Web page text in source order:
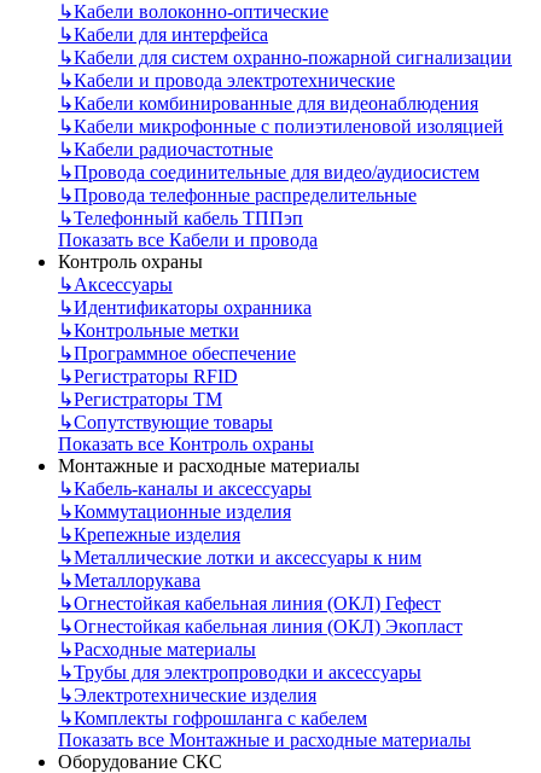
↳Кабели волоконно-оптические
↳Кабели для интерфейса
↳Кабели для систем охранно-пожарной сигнализации
↳Кабели и провода электротехнические
↳Кабели комбинированные для видеонаблюдения
↳Кабели микрофонные с полиэтиленовой изоляцией
↳Кабели радиочастотные
↳Провода соединительные для видео/аудиосистем
↳Провода телефонные распределительные
↳Телефонный кабель ТППэп
Показать все Кабели и провода
Контроль охраны
↳Аксессуары
↳Идентификаторы охранника
↳Контрольные метки
↳Программное обеспечение
↳Регистраторы RFID
↳Регистраторы ТМ
↳Сопутствующие товары
Показать все Контроль охраны
Монтажные и расходные материалы
↳Кабель-каналы и аксессуары
↳Коммутационные изделия
↳Крепежные изделия
↳Металлические лотки и аксессуары к ним
↳Металлорукава
↳Огнестойкая кабельная линия (ОКЛ) Гефест
↳Огнестойкая кабельная линия (ОКЛ) Экопласт
↳Расходные материалы
↳Трубы для электропроводки и аксессуары
↳Электротехнические изделия
↳Комплекты гофрошланга с кабелем
Показать все Монтажные и расходные материалы
Оборудование СКС